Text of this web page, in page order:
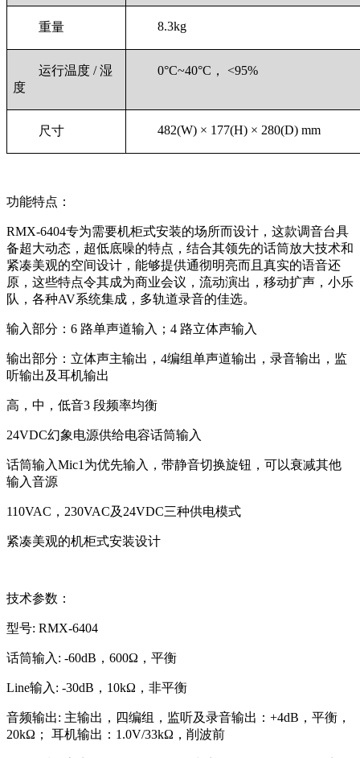
重量 8.3kg
运行温度 / 湿
度
0°C~40°C， <95%
尺寸 482(W) × 177(H) × 280(D) mm
功能特点：
RMX-6404专为需要机柜式安装的场所而设计，这款调音台具
备超大动态，超低底噪的特点，结合其领先的话筒放大技术和
紧凑美观的空间设计，能够提供通彻明亮而且真实的语音还
原，这些特点令其成为商业会议，流动演出，移动扩声，小乐
队，各种AV系统集成，多轨道录音的佳选。
输入部分：6 路单声道输入；4 路立体声输入
输出部分：立体声主输出，4编组单声道输出，录音输出，监
听输出及耳机输出
高，中，低音3 段频率均衡
24VDC幻象电源供给电容话筒输入
话筒输入Mic1为优先输入，带静音切换旋钮，可以衰减其他
输入音源
110VAC，230VAC及24VDC三种供电模式
紧凑美观的机柜式安装设计
技术参数：
型号: RMX-6404
话筒输入: -60dB，600Ω，平衡
Line输入: -30dB，10kΩ，非平衡
音频输出: 主输出，四编组，监听及录音输出：+4dB，平衡，
20kΩ； 耳机输出：1.0V/33kΩ，削波前